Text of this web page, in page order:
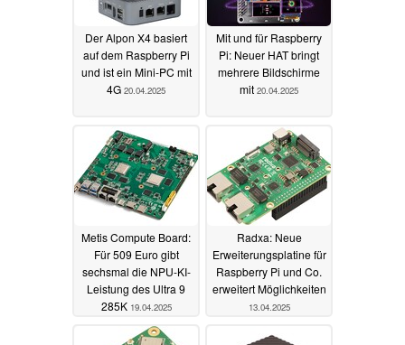
Der Alpon X4 basiert
auf dem Raspberry Pi
und ist ein Mini-PC mit
4G 20.04.2025
Mit und für Raspberry
Pi: Neuer HAT bringt
mehrere Bildschirme
mit 20.04.2025
Metis Compute Board:
Für 509 Euro gibt
sechsmal die NPU-KI-
Leistung des Ultra 9
285K 19.04.2025
Radxa: Neue
Erweiterungsplatine für
Raspberry Pi und Co.
erweitert Möglichkeiten
13.04.2025